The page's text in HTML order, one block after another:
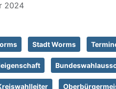
2024
Stadt Worms